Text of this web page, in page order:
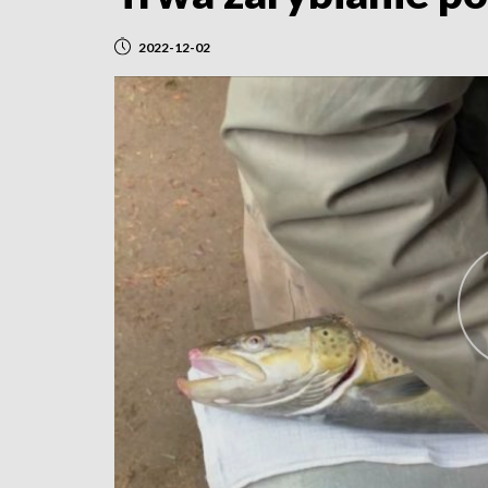
2022-12-02